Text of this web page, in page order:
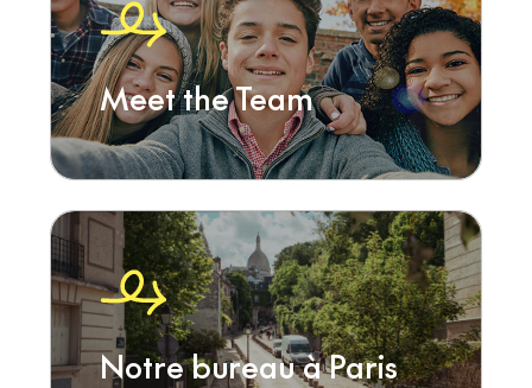
Meet the Team
Notre bureau à Paris